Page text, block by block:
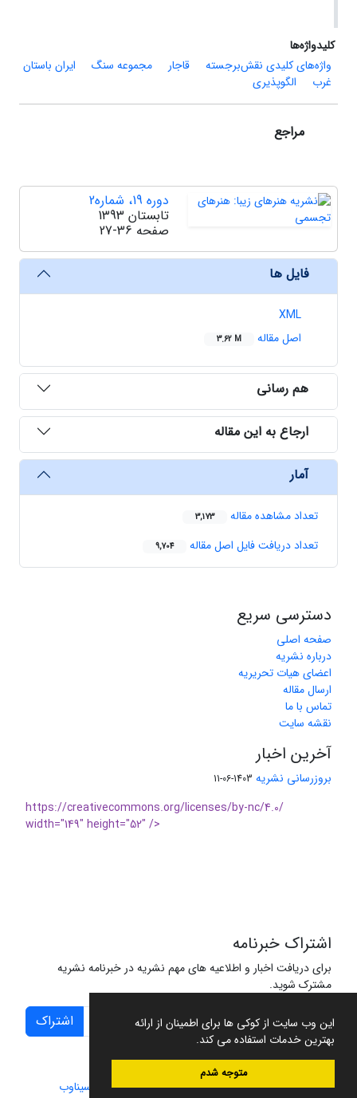
این وب سایت از کوکی ها برای اطمینان از ارائه
بهترین خدمات استفاده می کند.
متوجه شدم
کلیدواژه‌ها
واژه‌‌های کلیدی نقش‌برجسته
قاجار مجموعه سنگ
ایران باستان
غرب
الگوپذیری
مراجع
دوره 19، شماره2
تابستان 1393
صفحه 27-36
فایل ها
XML
اصل مقاله
3.62 M
هم رسانی
ارجاع به این مقاله
آمار
تعداد مشاهده مقاله 3,173
تعداد دریافت فایل اصل مقاله 9,704
دسترسی سریع
صفحه اصلی
درباره نشریه
اعضای هیات تحریریه
ارسال مقاله
تماس با ما
نقشه سایت
آخرین اخبار
بروزرسانی نشریه 1403-06-11
https://creativecommons.org/licenses/by-nc/4.0/
width="149" height="52" />
اشتراک خبرنامه
برای دریافت اخبار و اطلاعیه های مهم نشریه در خبرنامه نشریه
مشترک شوید.
اشتراک
سامانه مدیریت نشریات علمی.طراحی و پیاده سازی از سیناوب